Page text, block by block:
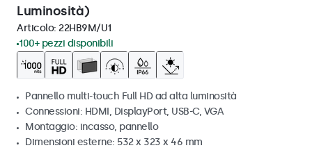
Luminosità)
Articolo: 22HB9M/U1
100+ pezzi disponibili
Pannello multi-touch Full HD ad alta luminosità
Connessioni: HDMI, DisplayPort, USB-C, VGA
Montaggio: incasso, pannello
Dimensioni esterne: 532 x 323 x 46 mm